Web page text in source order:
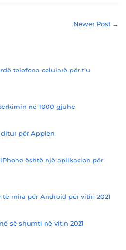
Newer Post →
telefona celularë për t’u
në 1000 gjuhë
për Applen
është një aplikacion për
mira për Android për vitin 2021
së shumti në vitin 2021